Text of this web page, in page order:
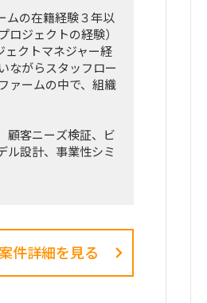
ムの在籍経験３年以
ロジェクトの経験）
クトマネジャー経
ながらスタッフロー
ァームの中で、組織
顧客ニーズ検証、ビ
ル設計、事業性シミ
ジェクトをリードす
件詳細を見る